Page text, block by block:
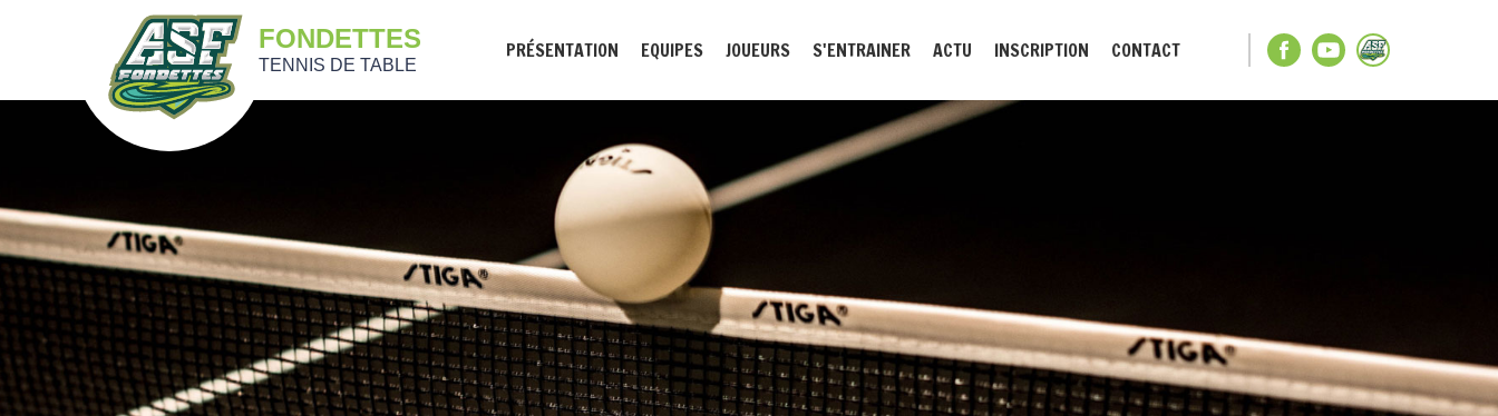
FONDETTES
TENNIS DE TABLE
PRÉSENTATION EQUIPES JOUEURS S'ENTRAINER ACTU INSCRIPTION CONTACT